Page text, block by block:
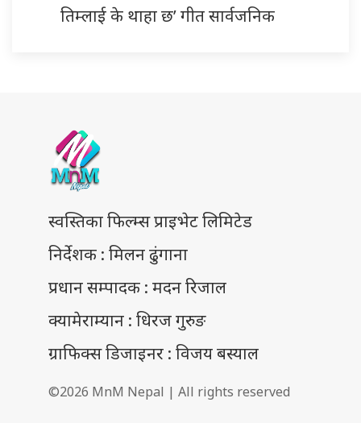
तिम्लाई के थाहा छ’ गीत सार्वजनिक
स्वस्तिका फिल्म्स प्राइभेट लिमिटेड
निर्देशक : मिलन ढुंगाना
प्रधान सम्पादक : मदन रिजाल
क्यामेराम्यान : धिरज गुरुङ
ग्राफिक्स डिजाइनर : विजय बस्याल
©2026 MnM Nepal | All rights reserved